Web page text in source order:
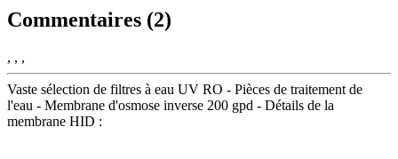
Commentaires (2)
, , ,
Vaste sélection de filtres à eau UV RO - Pièces de traitement de
l'eau - Membrane d'osmose inverse 200 gpd - Détails de la
membrane HID :